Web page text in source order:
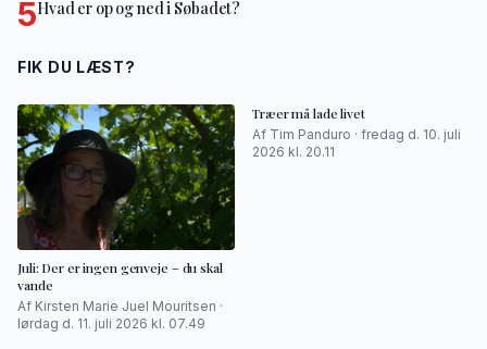
5Hvad er op og ned i Søbadet?
FIK DU LÆST?
Juli: Der er ingen genveje – du skal
vande
Af Kirsten Marie Juel Mouritsen ·
lørdag d. 11. juli 2026 kl. 07.49
Træer må lade livet
Af Tim Panduro · fredag d. 10. juli
2026 kl. 20.11